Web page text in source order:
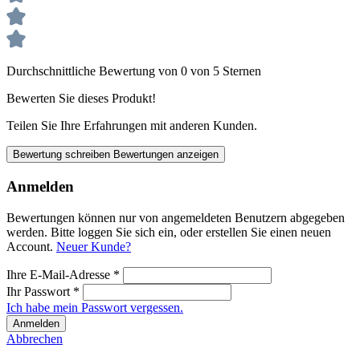
Durchschnittliche Bewertung von 0 von 5 Sternen
Bewerten Sie dieses Produkt!
Teilen Sie Ihre Erfahrungen mit anderen Kunden.
Bewertung schreiben Bewertungen anzeigen
Anmelden
Bewertungen können nur von angemeldeten Benutzern abgegeben
werden. Bitte loggen Sie sich ein, oder erstellen Sie einen neuen
Account. Neuer Kunde?
Ihre E-Mail-Adresse *
Ihr Passwort *
Ich habe mein Passwort vergessen.
Anmelden
Abbrechen